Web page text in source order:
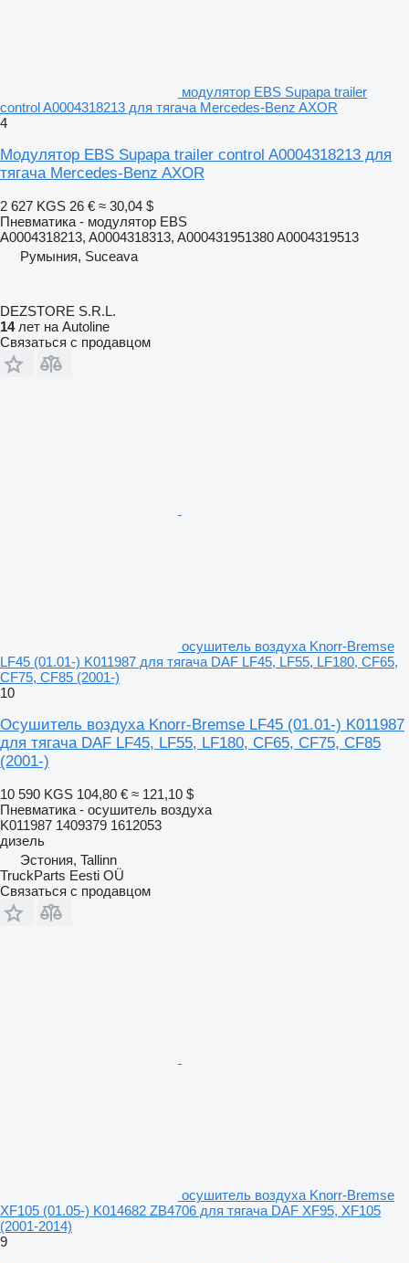
модулятор EBS Supapa trailer
control A0004318213 для тягача Mercedes-Benz AXOR
4
Модулятор EBS Supapa trailer control A0004318213 для
тягача Mercedes-Benz AXOR
2 627 KGS 26 € ≈ 30,04 $
Пневматика - модулятор EBS
A0004318213, A0004318313, A000431951380 A0004319513
Румыния, Suceava
DEZSTORE S.R.L.
14лет на Autoline
Связаться с продавцом
осушитель воздуха Knorr-Bremse
LF45 (01.01-) K011987 для тягача DAF LF45, LF55, LF180, CF65,
CF75, CF85 (2001-)
10
Осушитель воздуха Knorr-Bremse LF45 (01.01-) K011987
для тягача DAF LF45, LF55, LF180, CF65, CF75, CF85
(2001-)
10 590 KGS 104,80 € ≈ 121,10 $
Пневматика - осушитель воздуха
K011987 1409379 1612053
дизель
Эстония, Tallinn
TruckParts Eesti OÜ
Связаться с продавцом
осушитель воздуха Knorr-Bremse
XF105 (01.05-) K014682 ZB4706 для тягача DAF XF95, XF105
(2001-2014)
9